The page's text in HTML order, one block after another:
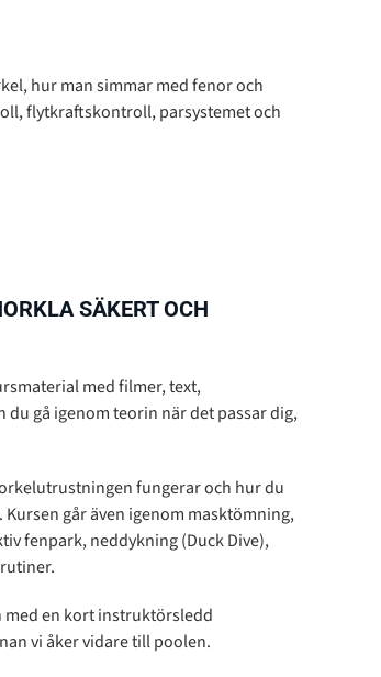
hur man simmar med fenor och
flytkraftskontroll, parsystemet och
SÄKERT OCH
med filmer, text,
gå igenom teorin när det passar dig,
fungerar och hur du
går även igenom masktömning,
fenpark, neddykning (Duck Dive),
en kort instruktörsledd
vi åker vidare till poolen.